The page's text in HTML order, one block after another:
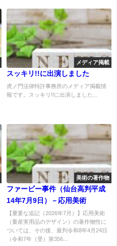
メディア掲載
スッキリ!!に出演しました
虎ノ門法律特許事務所のメディア掲載情
報です。スッキリ!!に出演しました...
美術の著作物
ファービー事件（仙台高判平成
14年7月9日）－応用美術
【重要な追記（2026年7月）】応用美術
（量産実用品のデザイン）の著作物性に
ついては、その後、最判令和8年4月24日
（令和7年（受）第356...